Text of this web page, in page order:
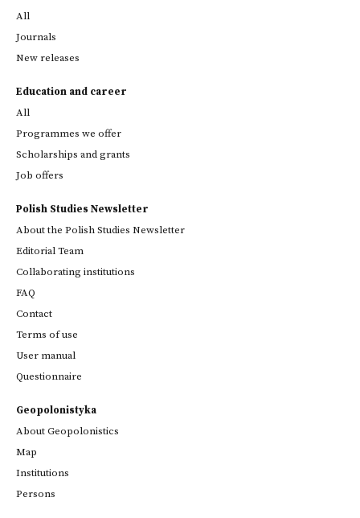
All
Journals
New releases
Education and career
All
Programmes we offer
Scholarships and grants
Job offers
Polish Studies Newsletter
About the Polish Studies Newsletter
Editorial Team
Collaborating institutions
FAQ
Contact
Terms of use
User manual
Questionnaire
Geopolonistyka
About Geopolonistics
Map
Institutions
Persons